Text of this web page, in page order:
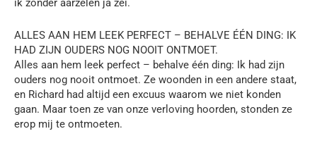
ik zonder aarzelen ja zei.
ALLES AAN HEM LEEK PERFECT – BEHALVE ÉÉN DING: IK
HAD ZIJN OUDERS NOG NOOIT ONTMOET.
Alles aan hem leek perfect – behalve één ding: Ik had zijn
ouders nog nooit ontmoet. Ze woonden in een andere staat,
en Richard had altijd een excuus waarom we niet konden
gaan. Maar toen ze van onze verloving hoorden, stonden ze
erop mij te ontmoeten.